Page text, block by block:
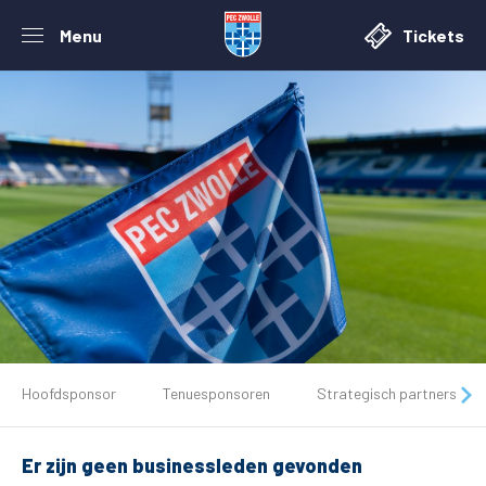
Menu Tickets
Tickets
Matchdays
Hoofdsponsor Tenuesponsoren Strategisch partners
Er zijn geen businessleden gevonden